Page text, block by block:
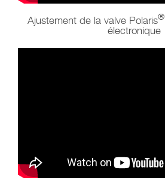
Ajustement de la valve Polaris®
électronique